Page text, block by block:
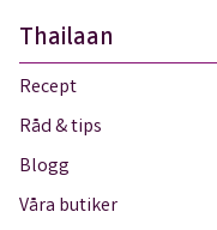
Thailaan
Recept
Råd & tips
Blogg
Våra butiker